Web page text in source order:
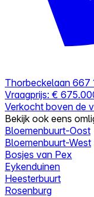
Thorbeckelaan 667
Vraagprijs: €
Verkocht boven de
Bekijk ook eens
Bloemenbuurt-Oost
Bloemenbuurt-West
Bosjes van Pex
Eykenduinen
Heesterbuurt
Rosenburg